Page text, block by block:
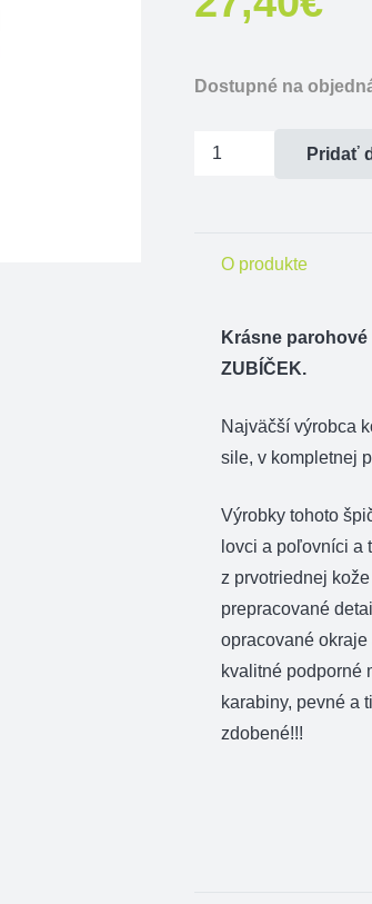
Dostupné na
množstvo
muflón
Pridať
O produkte
Krásne
ZUBÍČEK.
Najväčší výrobca
sile, v kompletnej
Výrobky tohoto
lovci a poľovníci a
z prvotriednej
prepracované
opracované
kvalitné podporné
karabiny, pevné a
zdobené!!!